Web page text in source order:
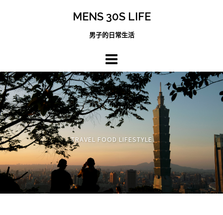
MENS 30S LIFE
男子的日常生活
TRAVEL FOOD LIFESTYLE